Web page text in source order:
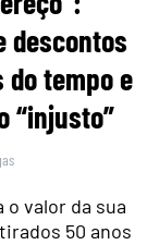
descontos
tempo e
“injusto”
valor da sua
50 anos